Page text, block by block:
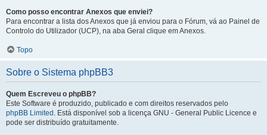
Como posso encontrar Anexos que enviei?
Para encontrar a lista dos Anexos que já enviou para o Fórum, vá ao Painel de
Controlo do Utilizador (UCP), na aba Geral clique em Anexos.
Topo
Sobre o Sistema phpBB3
Quem Escreveu o phpBB?
Este Software é produzido, publicado e com direitos reservados pelo
phpBB Limited . Está disponível sob a licença GNU - General Public Licence e
pode ser distribuído gratuitamente.